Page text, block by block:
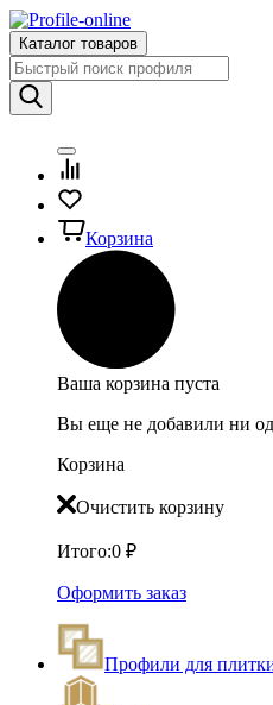
Каталог товаров
Корзина
Ваша корзина пуста
Вы еще не добавили ни
Корзина
Очистить корзину
Итого:0 ₽
Оформить заказ
Профили для